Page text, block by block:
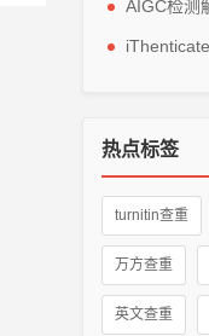
热点标签
turnitin查重
万方查重
英文查重